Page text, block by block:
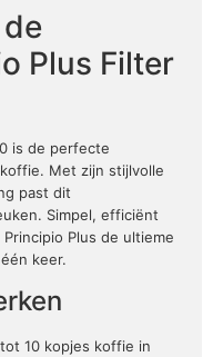
Plus Filter
is de perfecte
Met zijn stijlvolle
past dit
Simpel, efficiënt
Plus de ultieme
keer.
10 kopjes koffie in